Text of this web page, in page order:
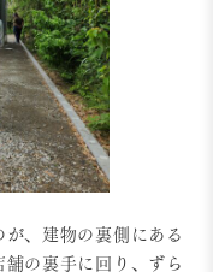
、建物の裏側にある
舗の裏手に回り、ずら